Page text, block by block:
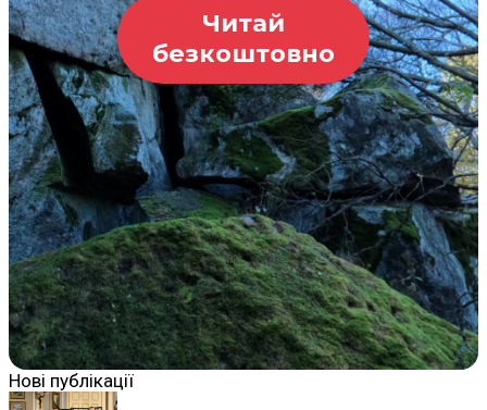
Читай
безкоштовно
Нові публікації